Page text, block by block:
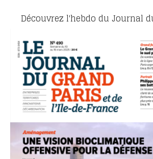
Découvrez l'hebdo du Journal